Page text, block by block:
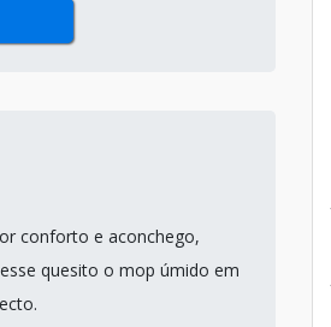
conforto e aconchego,
quesito o mop úmido em